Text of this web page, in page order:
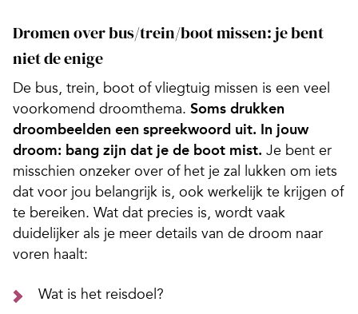
Dromen over bus/trein/boot missen: je bent
niet de enige
De bus, trein, boot of vliegtuig missen is een veel
voorkomend droomthema. Soms drukken
droombeelden een spreekwoord uit. In jouw
droom: bang zijn dat je de boot mist. Je bent er
misschien onzeker over of het je zal lukken om iets
dat voor jou belangrijk is, ook werkelijk te krijgen of
te bereiken. Wat dat precies is, wordt vaak
duidelijker als je meer details van de droom naar
voren haalt:
Wat is het reisdoel?